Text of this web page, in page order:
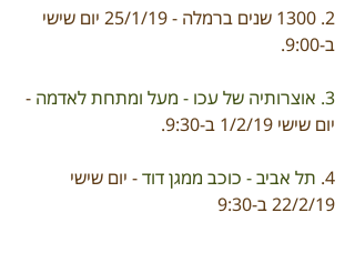
2. 1300 שנים ברמלה - 25/1/19 יום שישי
ב-9:00.
3. אוצרותיה של עכו - מעל ומתחת לאדמה
-
יום שישי 1/2/19 ב-9:30.
4. תל אביב - כוכב ממגן דוד - יום שישי
22/2/19 ב-9:30